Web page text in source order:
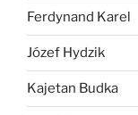
Ferdynand Karel
Józef Hydzik
Kajetan Budka